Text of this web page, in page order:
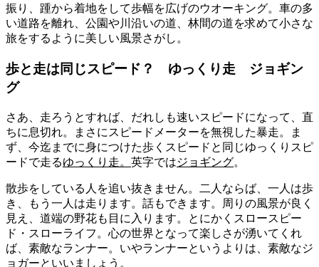
振り、踵から着地をして歩幅を広げのウオーキング。車の多
い道路を離れ、公園や川沿いの道、林間の道を求めて小さな
旅をするように美しい風景さがし。
歩と走は同じスピード？ ゆっくり走 ジョギン
グ
さあ、走ろうとすれば、だれしも速いスピードになって、直
ちに息切れ。まさにスピードメーターを無視した暴走。ま
ず、今迄までに身につけた歩くスピードと同じゆっくりスピ
ードで走るゆっくり走。 英字ではジョギング。
散歩をしている人を追い抜きません。二人ならば、一人は歩
き、もう一人は走ります。話もできます。周りの風景が良く
見え、道端の野花も目に入ります。とにかくスロースピー
ド・スローライフ。心の世界となって楽しさが湧いてくれ
ば、素敵なランナー。いやランナーというよりは、素敵なジ
ョガーといいましょう。